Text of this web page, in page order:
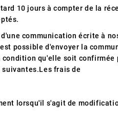
10 jours à compter de la
communication écrite à
possible d'envoyer la
qu'elle soit confirmée
frais de
lorsqu'il s'agit de